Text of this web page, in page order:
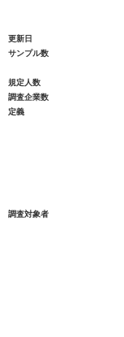
更新日
サンプル数
規定人数
調査企業数
定義
調査対象者